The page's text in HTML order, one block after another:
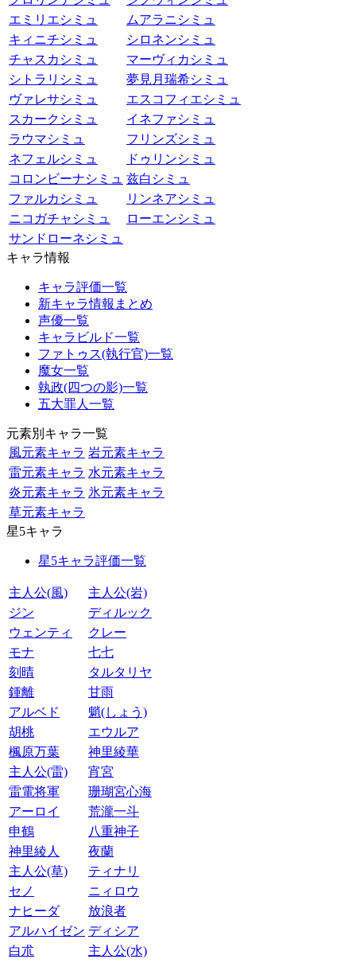
エミリエシミュ
ムアラニシミュ
キィニチシミュ
シロネンシミュ
チャスカシミュ
マーヴィカシミュ
シトラリシミュ
夢見月瑞希シミュ
ヴァレサシミュ
エスコフィエシミュ
スカークシミュ
イネファシミュ
ラウマシミュ
フリンズシミュ
ネフェルシミュ
ドゥリンシミュ
コロンビーナシミュ 兹白シミュ
ファルカシミュ
リンネアシミュ
ニコガチャシミュ
ローエンシミュ
サンドローネシミュ
キャラ情報
キャラ評価一覧
新キャラ情報まとめ
声優一覧
キャラビルド一覧
ファトゥス(執行官)一覧
魔女一覧
執政(四つの影)一覧
五大罪人一覧
元素別キャラ一覧
風元素キャラ 岩元素キャラ
雷元素キャラ 水元素キャラ
炎元素キャラ 氷元素キャラ
草元素キャラ
星5キャラ
星5キャラ評価一覧
主人公(風)
主人公(岩)
ジン
ディルック
ウェンティ
クレー
モナ
七七
刻晴
タルタリヤ
鍾離
甘雨
アルベド
魈(しょう)
胡桃
エウルア
楓原万葉
神里綾華
主人公(雷)
宵宮
雷電将軍
珊瑚宮心海
アーロイ
荒瀧一斗
申鶴
八重神子
神里綾人
夜蘭
主人公(草)
ティナリ
セノ
ニィロウ
ナヒーダ
放浪者
アルハイゼン ディシア
白朮
主人公(水)